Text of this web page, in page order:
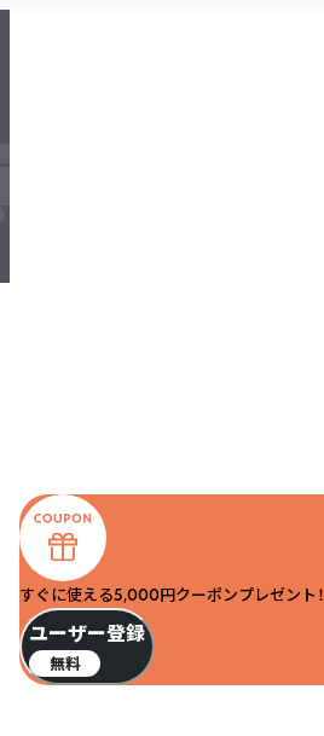
すぐに使える5,000円クーポンプレゼント！
ユーザー登録
無料